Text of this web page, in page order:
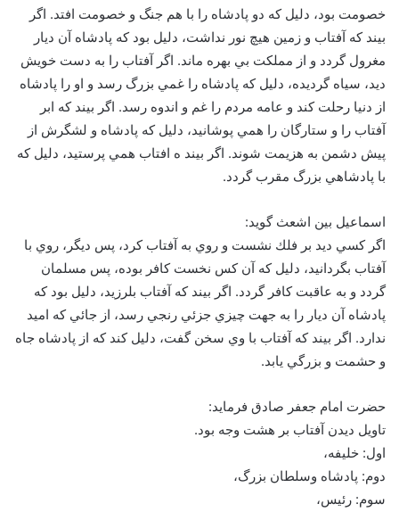
خصومت بود، دليل كه دو پادشاه را با هم جنگ و خصومت افتد. اگر
بيند كه آفتاب و زمين هيچ نور نداشت، دليل بود كه پادشاه آن ديار
مغرول گردد و از مملكت بي بهره ماند. اگر آفتاب را به دست خويش
ديد، سياه گرديده، دليل كه پادشاه را غمي بزرگ رسد و او را پادشاه
از دنيا رحلت كند و عامه مردم را غم و اندوه رسد. اگر بيند كه ابر
آفتاب را و ستارگان را همي پوشانيد، دليل كه پادشاه و لشگرش از
پيش دشمن به هزيمت شوند. اگر بيند ه افتاب همي پرستيد، دليل كه
با پادشاهي بزرگ مقرب گردد.
اسماعيل بين اشعث گويد:
اگر كسي ديد بر فلك نشست و روي به آفتاب كرد، پس ديگر، روي با
آفتاب بگردانيد، دليل كه آن كس نخست كافر بوده، پس مسلمان
گردد و به عاقبت كافر گردد. اگر بيند كه آفتاب بلرزيد، دليل بود كه
پادشاه آن ديار را به جهت چيزي جزئي رنجي رسد، از جائي كه اميد
ندارد. اگر بيند كه آفتاب با وي سخن گفت، دليل كند كه از پادشاه جاه
و حشمت و بزرگي يابد.
حضرت امام جعفر صادق فرمايد:
تاويل ديدن آفتاب بر هشت وجه بود.
اول: خليفه،
دوم: پادشاه وسلطان بزرگ،
سوم: رئيس،